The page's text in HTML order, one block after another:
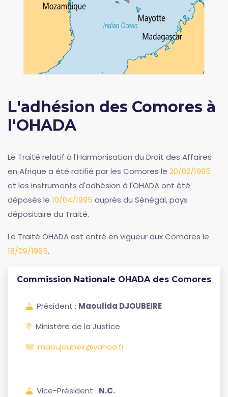
L'adhésion des Comores à
l'OHADA
Le Traité relatif à l'Harmonisation du Droit des Affaires
en Afrique a été ratifié par les Comores le 20/02/1995
et les instruments d'adhésion à l'OHADA ont été
déposés le 10/04/1995 auprès du Sénégal, pays
dépositaire du Traité.
Le Traité OHADA est entré en vigueur aux Comores le
18/09/1995.
Commission Nationale OHADA des Comores
Président : Maoulida DJOUBEIRE
Ministère de la Justice
maoujoubeir@yahoo.fr
Vice-Président : N.C.